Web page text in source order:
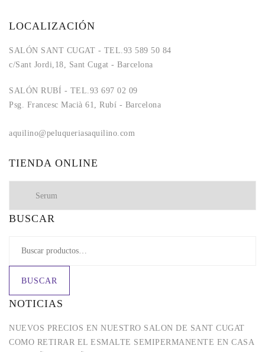
LOCALIZACIÓN
SALÓN SANT CUGAT - TEL.93 589 50 84
c/Sant Jordi,18, Sant Cugat - Barcelona
SALÓN RUBÍ - TEL.93 697 02 09
Psg. Francesc Macià 61, Rubí - Barcelona
aquilino@peluqueriasaquilino.com
TIENDA ONLINE
BUSCAR
BUSCAR
NOTICIAS
NUEVOS PRECIOS EN NUESTRO SALON DE SANT CUGAT
COMO RETIRAR EL ESMALTE SEMIPERMANENTE EN CASA